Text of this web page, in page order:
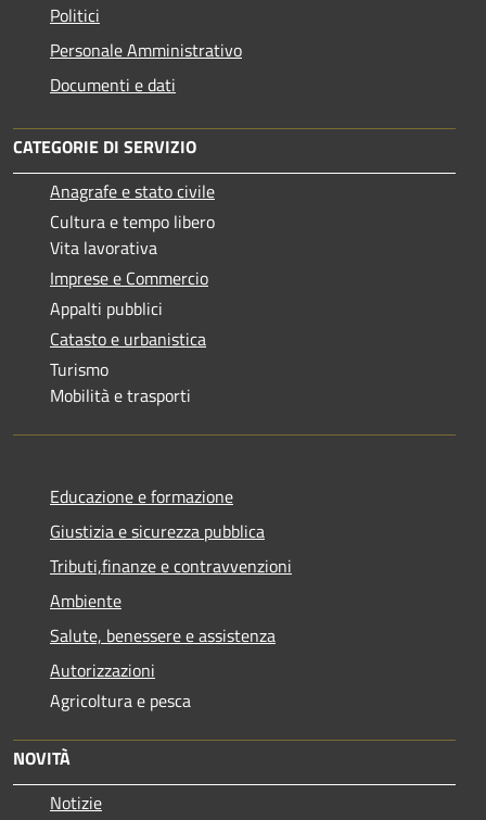
Politici
Personale Amministrativo
Documenti e dati
CATEGORIE DI SERVIZIO
Anagrafe e stato civile
Cultura e tempo libero
Vita lavorativa
Imprese e Commercio
Appalti pubblici
Catasto e urbanistica
Turismo
Mobilità e trasporti
Educazione e formazione
Giustizia e sicurezza pubblica
Tributi,finanze e contravvenzioni
Ambiente
Salute, benessere e assistenza
Autorizzazioni
Agricoltura e pesca
NOVITÀ
Notizie